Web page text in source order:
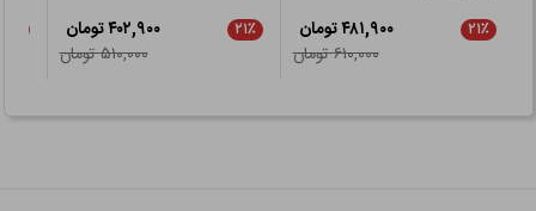
۲۱٪
۴۸۱,۹۰۰ تومان
۶۱۰,۰۰۰ تومان
۲۱٪
۴۰۲,۹۰۰ تومان
۵۱۰,۰۰۰ تومان